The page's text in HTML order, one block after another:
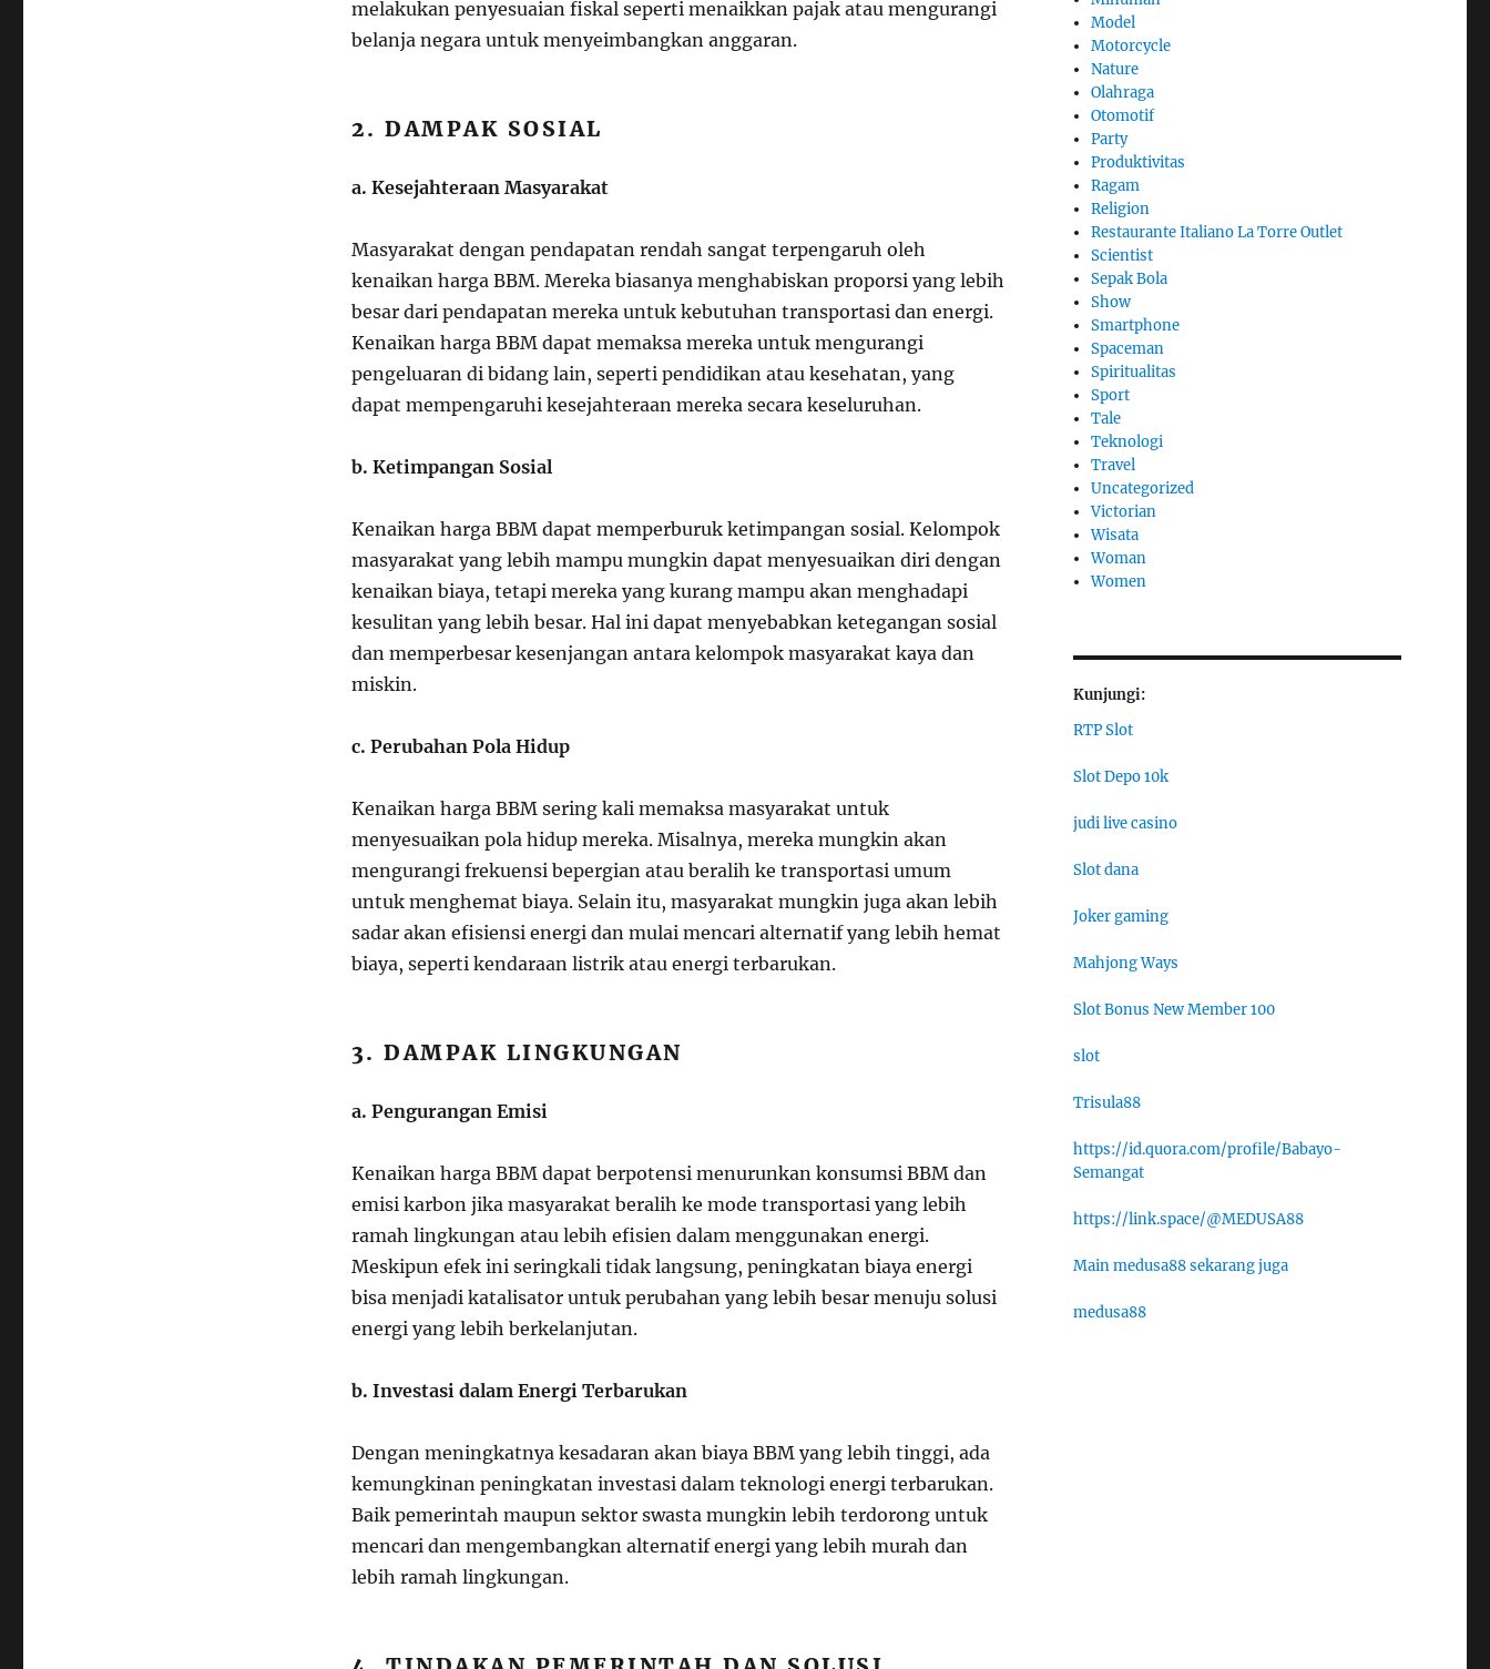
melakukan penyesuaian fiskal seperti menaikkan pajak atau mengurangi
belanja negara untuk menyeimbangkan anggaran.
2. DAMPAK SOSIAL
a. Kesejahteraan Masyarakat
Masyarakat dengan pendapatan rendah sangat terpengaruh oleh
kenaikan harga BBM. Mereka biasanya menghabiskan proporsi yang lebih
besar dari pendapatan mereka untuk kebutuhan transportasi dan energi.
Kenaikan harga BBM dapat memaksa mereka untuk mengurangi
pengeluaran di bidang lain, seperti pendidikan atau kesehatan, yang
dapat mempengaruhi kesejahteraan mereka secara keseluruhan.
b. Ketimpangan Sosial
Kenaikan harga BBM dapat memperburuk ketimpangan sosial. Kelompok
masyarakat yang lebih mampu mungkin dapat menyesuaikan diri dengan
kenaikan biaya, tetapi mereka yang kurang mampu akan menghadapi
kesulitan yang lebih besar. Hal ini dapat menyebabkan ketegangan sosial
dan memperbesar kesenjangan antara kelompok masyarakat kaya dan
miskin.
c. Perubahan Pola Hidup
Kenaikan harga BBM sering kali memaksa masyarakat untuk
menyesuaikan pola hidup mereka. Misalnya, mereka mungkin akan
mengurangi frekuensi bepergian atau beralih ke transportasi umum
untuk menghemat biaya. Selain itu, masyarakat mungkin juga akan lebih
sadar akan efisiensi energi dan mulai mencari alternatif yang lebih hemat
biaya, seperti kendaraan listrik atau energi terbarukan.
3. DAMPAK LINGKUNGAN
a. Pengurangan Emisi
Kenaikan harga BBM dapat berpotensi menurunkan konsumsi BBM dan
emisi karbon jika masyarakat beralih ke mode transportasi yang lebih
ramah lingkungan atau lebih efisien dalam menggunakan energi.
Meskipun efek ini seringkali tidak langsung, peningkatan biaya energi
bisa menjadi katalisator untuk perubahan yang lebih besar menuju solusi
energi yang lebih berkelanjutan.
b. Investasi dalam Energi Terbarukan
Dengan meningkatnya kesadaran akan biaya BBM yang lebih tinggi, ada
kemungkinan peningkatan investasi dalam teknologi energi terbarukan.
Baik pemerintah maupun sektor swasta mungkin lebih terdorong untuk
mencari dan mengembangkan alternatif energi yang lebih murah dan
lebih ramah lingkungan.
Model
Motorcycle
Nature
Olahraga
Otomotif
Party
Produktivitas
Ragam
Religion
Restaurante Italiano La Torre Outlet
Scientist
Sepak Bola
Show
Smartphone
Spaceman
Spiritualitas
Sport
Tale
Teknologi
Travel
Uncategorized
Victorian
Wisata
Woman
Women
Kunjungi:
RTP Slot
Slot Depo 10k
judi live casino
Slot dana
Joker gaming
Mahjong Ways
Slot Bonus New Member 100
slot
Trisula88
https://id.quora.com/profile/Babayo-
Semangat
https://link.space/@MEDUSA88
Main medusa88 sekarang juga
medusa88